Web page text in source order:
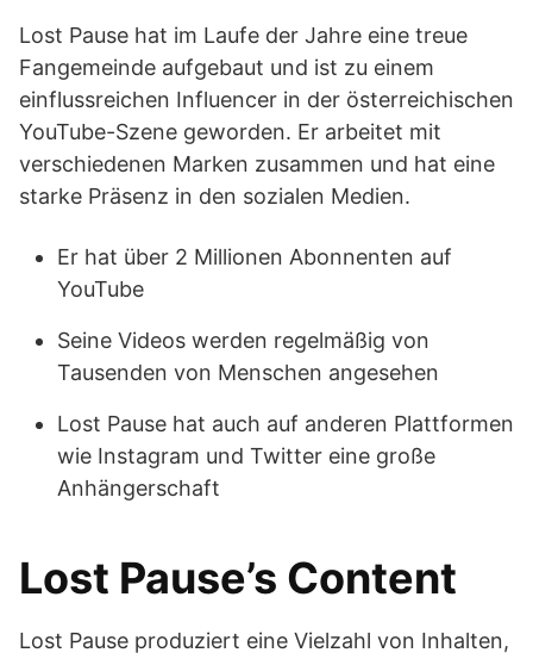
Lost Pause hat im Laufe der Jahre eine treue
Fangemeinde aufgebaut und ist zu einem
einflussreichen Influencer in der österreichischen
YouTube-Szene geworden. Er arbeitet mit
verschiedenen Marken zusammen und hat eine
starke Präsenz in den sozialen Medien.
Er hat über 2 Millionen Abonnenten auf
YouTube
Seine Videos werden regelmäßig von
Tausenden von Menschen angesehen
Lost Pause hat auch auf anderen Plattformen
wie Instagram und Twitter eine große
Anhängerschaft
Lost Pause’s Content
Lost Pause produziert eine Vielzahl von Inhalten,